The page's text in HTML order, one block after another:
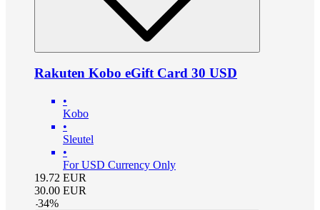
Rakuten Kobo eGift Card 30 USD
•
Kobo
•
Sleutel
•
For USD Currency Only
19.72 EUR
30.00 EUR
-34%